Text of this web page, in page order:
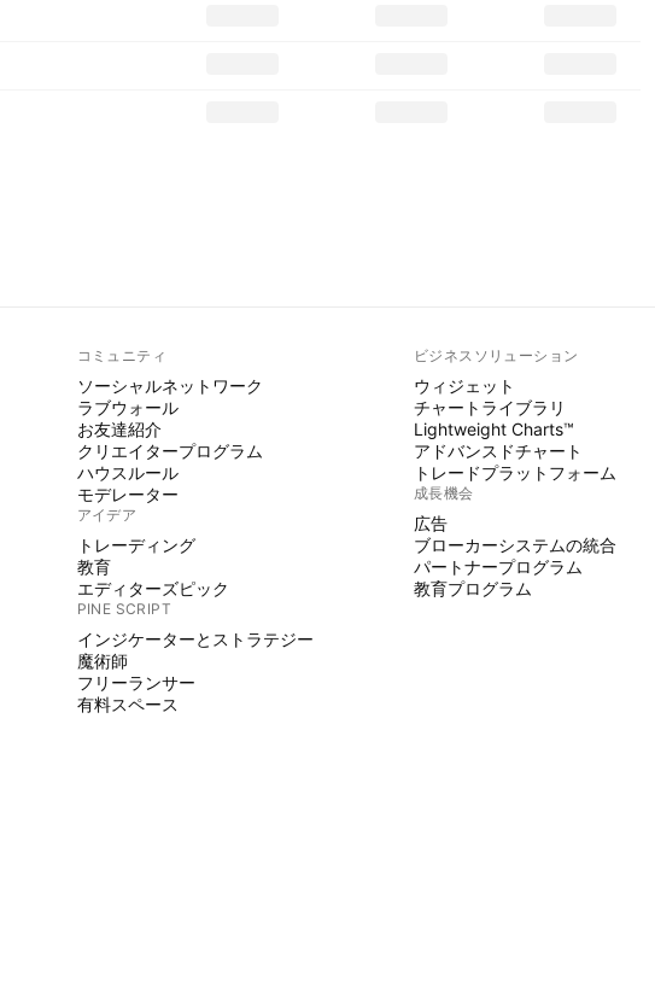
コミュニティ
ソーシャルネットワーク
ラブウォール
お友達紹介
クリエイタープログラム
ハウスルール
モデレーター
アイデア
トレーディング
教育
エディターズピック
PINE SCRIPT
インジケーターとストラテジー
魔術師
フリーランサー
有料スペース
ビジネスソリューション
ウィジェット
チャートライブラリ
Lightweight Charts™
アドバンスドチャート
トレードプラットフォーム
成長機会
広告
ブローカーシステムの統合
パートナープログラム
教育プログラム